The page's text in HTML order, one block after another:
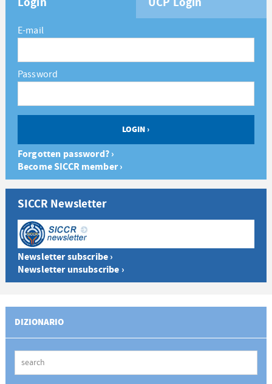
E-mail
Password
Forgotten password? ›
Become SICCR member ›
SICCR Newsletter
Newsletter subscribe ›
Newsletter unsubscribe ›
DIZIONARIO